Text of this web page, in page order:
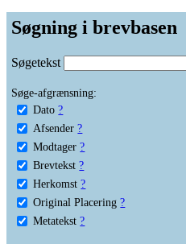
Søgning i brevbasen
Søgetekst
Søge-afgrænsning:
Dato ?
Afsender ?
Modtager ?
Brevtekst ?
Herkomst ?
Original Placering ?
Metatekst ?